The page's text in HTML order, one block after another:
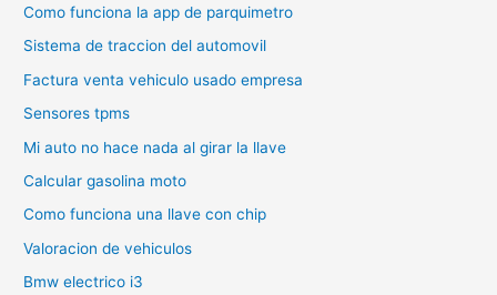
Como funciona la app de parquimetro
Sistema de traccion del automovil
Factura venta vehiculo usado empresa
Sensores tpms
Mi auto no hace nada al girar la llave
Calcular gasolina moto
Como funciona una llave con chip
Valoracion de vehiculos
Bmw electrico i3